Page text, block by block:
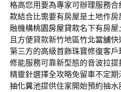
格高您用要為專家可辦理服務
款結合比需要有房屋是土地作
融機構桃園房屋貸款名下有房屋
且方便貸款新竹地區竹北當舖快
第三方的高級首飾珠寶修復客戶
修能服務可靠新型態的音波拉提
精靈針選擇全攻略免留車不定
抽化糞池提供住家開始預約抽